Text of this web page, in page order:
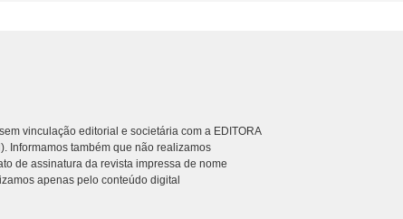
vinculação editorial e societária com a EDITORA
Informamos também que não realizamos
de assinatura da revista impressa de nome
apenas pelo conteúdo digital